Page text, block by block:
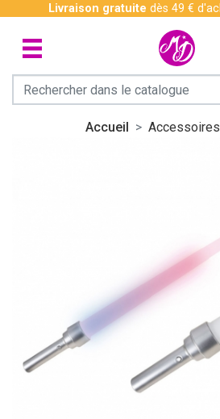
Livraison gratuite dès 49 €
Accueil Accessoires